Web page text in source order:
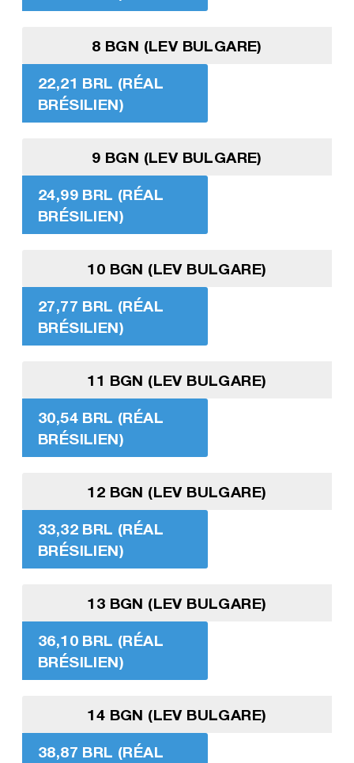
8 BGN (LEV BULGARE)
22,21 BRL (RÉAL
BRÉSILIEN)
9 BGN (LEV BULGARE)
24,99 BRL (RÉAL
BRÉSILIEN)
10 BGN (LEV BULGARE)
27,77 BRL (RÉAL
BRÉSILIEN)
11 BGN (LEV BULGARE)
30,54 BRL (RÉAL
BRÉSILIEN)
12 BGN (LEV BULGARE)
33,32 BRL (RÉAL
BRÉSILIEN)
13 BGN (LEV BULGARE)
36,10 BRL (RÉAL
BRÉSILIEN)
14 BGN (LEV BULGARE)
38,87 BRL (RÉAL